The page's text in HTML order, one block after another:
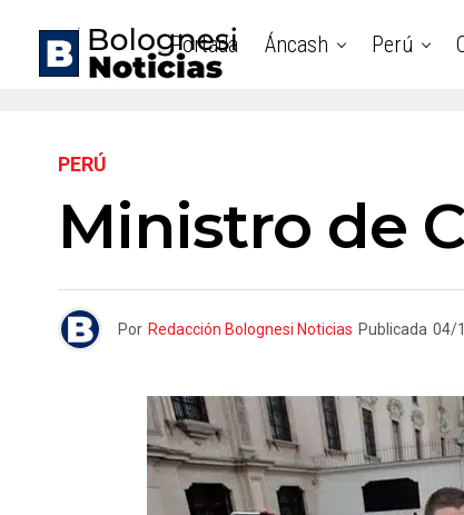
Portada Áncash Perú
PERÚ
Ministro de
Por Redacción Bolognesi Noticias Publicada 04/